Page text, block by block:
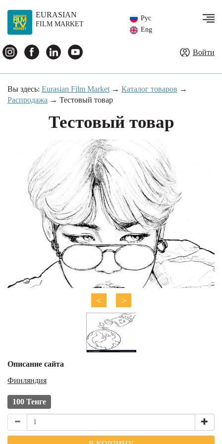
EURASIAN
FILM MARKET
Рус
Eng
Войти
Вы здесь: Eurasian Film Market → Каталог товаров →
Распродажа → Тестовый товар
Тестовый товар
< >
Описание сайта
Финляндия
100 Тенге